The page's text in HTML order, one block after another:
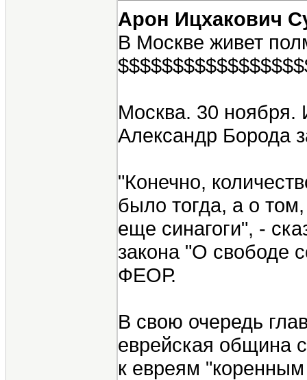
Арон Ицхакович
В Москве живет
Москва. 30
Александр Борода
"Конечно,
было тогда, а о
еще синагоги", -
закона "О свободе
ФЕОР.
В свою очередь
еврейская община
к евреям